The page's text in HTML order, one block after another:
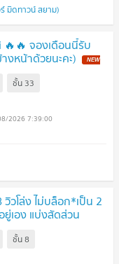
มิดทาวน์ สยาม)
🔥🔥 จองเดือนนี้รับ
งหน้าด้วยนะคะ) NEW
ชั้น 33
2026 7:39:00
วโล่ง ไม่บล็อก*เป็น 2
เอง แบ่งสัดส่วน
ชั้น8